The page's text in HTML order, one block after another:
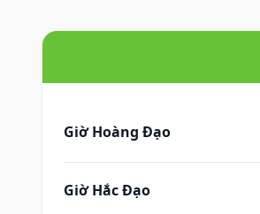
Giờ Hoàng Đạo
Giờ Hắc Đạo